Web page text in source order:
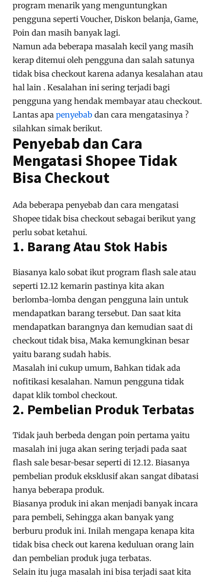
program menarik yang menguntungkan
pengguna seperti Voucher, Diskon belanja, Game,
Poin dan masih banyak lagi.
Namun ada beberapa masalah kecil yang masih
kerap ditemui oleh pengguna dan salah satunya
tidak bisa checkout karena adanya kesalahan atau
hal lain . Kesalahan ini sering terjadi bagi
pengguna yang hendak membayar atau checkout.
Lantas apapenyebab dan cara mengatasinya ?
silahkan simak berikut.
Penyebab dan Cara
Mengatasi Shopee Tidak
Bisa Checkout
Ada beberapa penyebab dan cara mengatasi
Shopee tidak bisa checkout sebagai berikut yang
perlu sobat ketahui.
1. Barang Atau Stok Habis
Biasanya kalo sobat ikut program flash sale atau
seperti 12.12 kemarin pastinya kita akan
berlomba-lomba dengan pengguna lain untuk
mendapatkan barang tersebut. Dan saat kita
mendapatkan barangnya dan kemudian saat di
checkout tidak bisa, Maka kemungkinan besar
yaitu barang sudah habis.
Masalah ini cukup umum, Bahkan tidak ada
nofitikasi kesalahan. Namun pengguna tidak
dapat klik tombol checkout.
2. Pembelian Produk Terbatas
Tidak jauh berbeda dengan poin pertama yaitu
masalah ini juga akan sering terjadi pada saat
flash sale besar-besar seperti di 12.12. Biasanya
pembelian produk eksklusif akan sangat dibatasi
hanya beberapa produk.
Biasanya produk ini akan menjadi banyak incara
para pembeli, Sehingga akan banyak yang
berburu produk ini. Inilah mengapa kenapa kita
tidak bisa check out karena keduluan orang lain
dan pembelian produk juga terbatas.
Selain itu juga masalah ini bisa terjadi saat kita